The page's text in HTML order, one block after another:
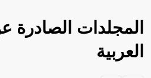
المجلدات الصادرة
العربية